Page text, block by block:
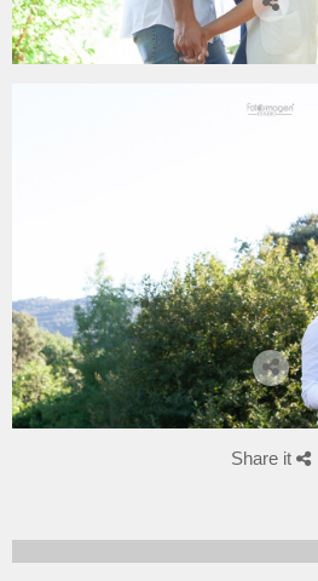
Share it